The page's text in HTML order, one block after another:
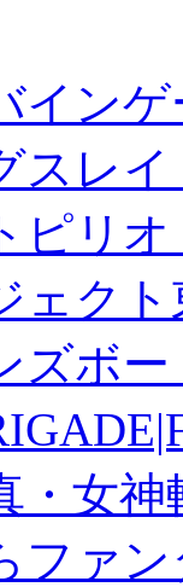
イン
スレ
ピリ
ェク
ズボー
・女
ファ